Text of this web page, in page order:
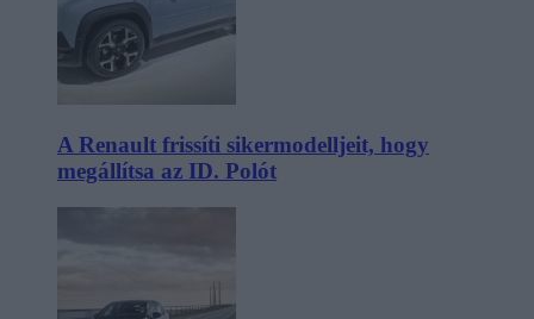
A Renault frissíti sikermodelljeit, hogy
megállítsa az ID. Polót